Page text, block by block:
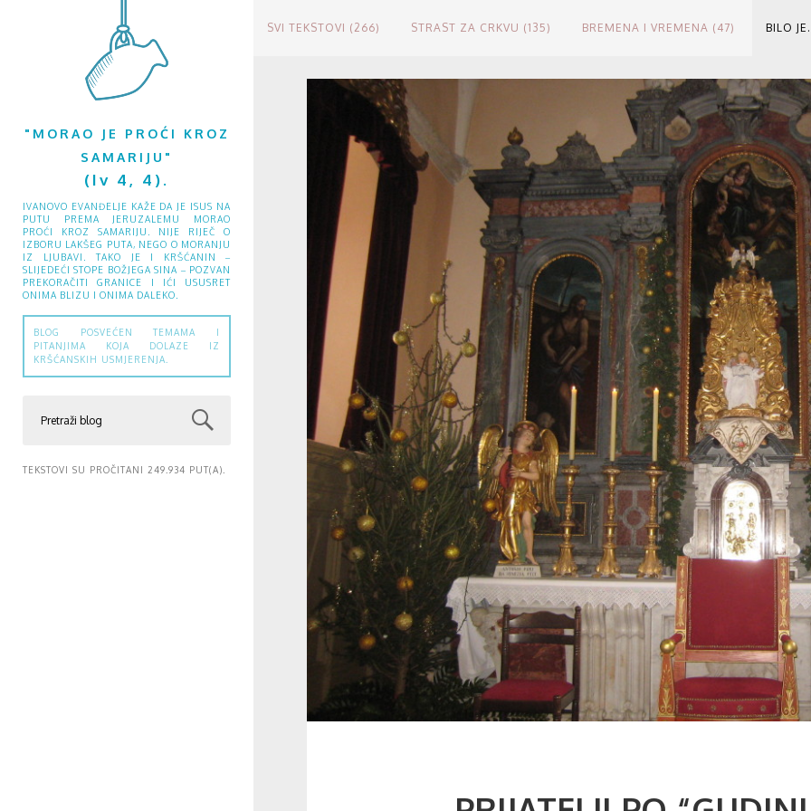
"MORAO JE PROĆI KROZ
SAMARIJU"
(Iv 4, 4).
IVANOVO EVANĐELJE KAŽE DA JE ISUS NA
PUTU PREMA JERUZALEMU MORAO
PROĆI KROZ SAMARIJU. NIJE RIJEČ O
IZBORU LAKŠEG PUTA, NEGO O MORANJU
IZ LJUBAVI. TAKO JE I KRŠĆANIN –
SLIJEDEĆI STOPE BOŽJEGA SINA – POZVAN
PREKORAČITI GRANICE I IĆI USUSRET
ONIMA BLIZU I ONIMA DALEKO.
BLOG POSVEĆEN TEMAMA I
PITANJIMA KOJA DOLAZE IZ
KRŠĆANSKIH USMJERENJA.
TEKSTOVI SU PROČITANI 249.934 PUT(A).
SVI TEKSTOVI (266) STRAST ZA CRKVU (135) BREMENA I VREMENA (47) BILO